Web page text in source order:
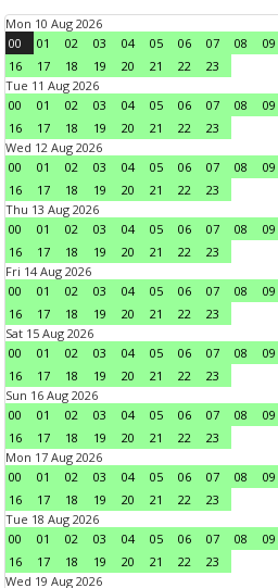
Mon 10 Aug 2026
00
01 02 03 04 05 06 07 08 09
16
17 18 19 20 21 22
23
Tue 11 Aug 2026
00
01 02 03 04 05 06 07 08 09
16
17 18 19 20 21 22
23
Wed 12 Aug 2026
00
01 02 03 04 05 06 07 08 09
16
17 18 19 20 21 22
23
Thu 13 Aug 2026
00
01 02 03 04 05 06 07 08 09
16
17 18 19 20 21 22
23
Fri 14 Aug 2026
00
01 02 03 04 05 06 07 08 09
16
17 18 19 20 21 22
23
Sat 15 Aug 2026
00
01 02 03 04 05 06 07 08 09
16
17 18 19 20 21 22
23
Sun 16 Aug 2026
00
01 02 03 04 05 06 07 08 09
16
17 18 19 20 21 22
23
Mon 17 Aug 2026
00
01 02 03 04 05 06 07 08 09
16
17 18 19 20 21 22
23
Tue 18 Aug 2026
00
01 02 03 04 05 06 07 08 09
16
17 18 19 20 21 22
23
Wed 19 Aug 2026